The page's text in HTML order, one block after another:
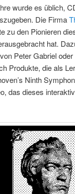
wurde es üblich,
Die Firma
zu den Pionieren
hat.
von Peter Gabriel oder
Produkte, die als
Ninth
das dieses